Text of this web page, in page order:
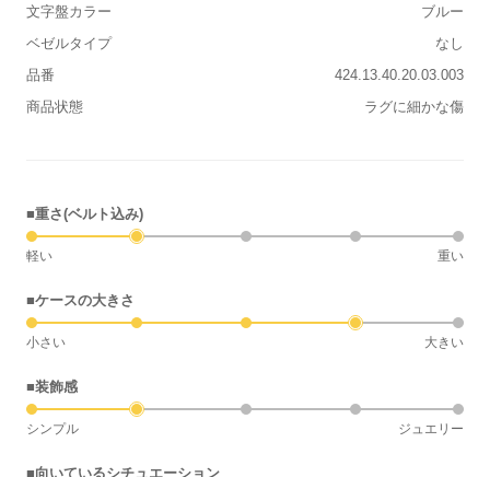
文字盤カラー
ブルー
ベゼルタイプ
なし
品番
424.13.40.20.03.003
商品状態
ラグに細かな傷
■重さ(ベルト込み)
軽い 重い
■ケースの大きさ
小さい 大きい
■装飾感
シンプル ジュエリー
■向いているシチュエーション